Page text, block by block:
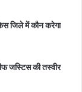
जिले में कौन करेगा
जस्टिस की तस्वीर